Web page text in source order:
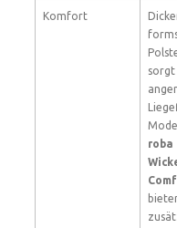
Komfort
roba